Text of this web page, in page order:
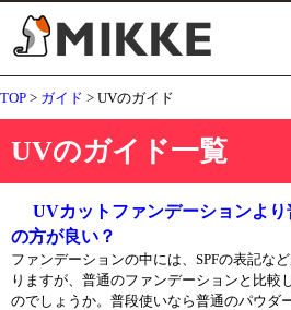
TOP > ガイド > UVのガイド
UVのガイド一覧
UVカットファンデーションよ
の方が良い？
ファンデーションの中には、SPFの表記な
りますが、普通のファンデーションと比較
のでしょうか。普段使いなら普通のパウダ